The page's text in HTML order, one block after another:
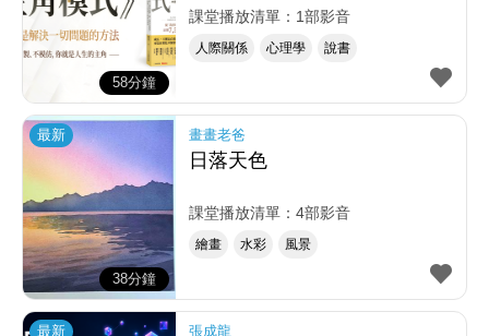
58分鐘
人的成長秘密
課堂播放清單：1部影音
人際關係 心理學 說書
最新
38分鐘
畫畫老爸
日落天色
課堂播放清單：4部影音
繪畫 水彩 風景
最新 張成龍